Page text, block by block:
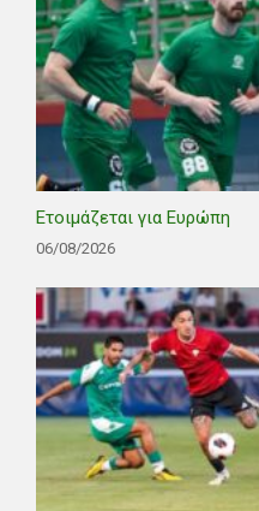
Ετοιμάζεται για Ευρώπη
06/08/2026